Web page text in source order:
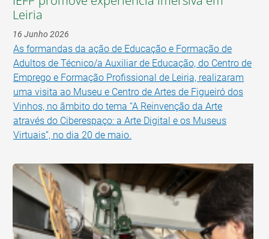
Leiria
16 Junho 2026
As formandas da ação de Educação e Formação de
Adultos de Técnico/a Auxiliar de Educação, do Centro de
Emprego e Formação Profissional de Leiria, realizaram
uma visita ao Museu e Centro de Artes de Figueiró dos
Vinhos, no âmbito do tema “A Reinvenção da Arte
através do Ciberespaço: a Arte Digital e os Museus
Virtuais”, no dia 20 de maio.